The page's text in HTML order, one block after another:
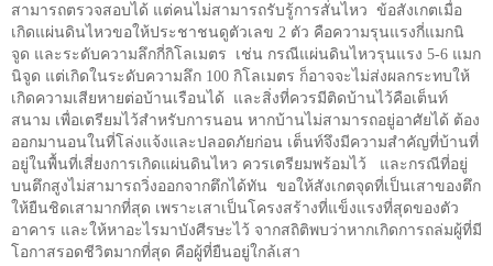
สามารถตรวจสอบได้ แต่คนไม่สามารถรับรู้การสั่นไหว ข้อสังเกตเมื่อ
เกิดแผ่นดินไหวขอให้ประชาชนดูตัวเลข 2 ตัว คือความรุนแรงกี่แมกนิ
จูด และระดับความลึกกี่กิโลเมตร
เช่น กรณีแผ่นดินไหวรุนแรง 5-6 แมก
นิจูด แต่เกิดในระดับความลึก 100 กิโลเมตร ก็อาจจะไม่ส่งผลกระทบให้
เกิดความเสียหายต่อบ้านเรือนได้
และสิ่งที่ควรมีติดบ้านไว้คือเต็นท์
สนาม เพื่อเตรียมไว้สำหรับการนอน หากบ้านไม่สามารถอยู่อาศัยได้ ต้อง
ออกมานอนในที่โล่งแจ้งและปลอดภัยก่อน เต็นท์จึงมีความสำคัญที่บ้านที่
อยู่ในพื้นที่เสี่ยงการเกิดแผ่นดินไหว ควรเตรียมพร้อมไว้
และกรณีที่อยู่
บนตึกสูงไม่สามารถวิ่งออกจากตึกได้ทัน ขอให้สังเกตจุดที่เป็นเสาของตึก
ให้ยืนชิดเสามากที่สุด เพราะเสาเป็นโครงสร้างที่แข็งแรงที่สุดของตัว
อาคาร และให้หาอะไรมาบังศีรษะไว้ จากสถิติพบว่าหากเกิดการถล่มผู้ที่มี
โอกาสรอดชีวิตมากที่สุด คือผู้ที่ยืนอยู่ใกล้เสา